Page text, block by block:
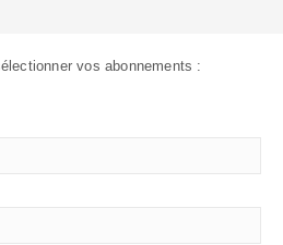
vos abonnements :